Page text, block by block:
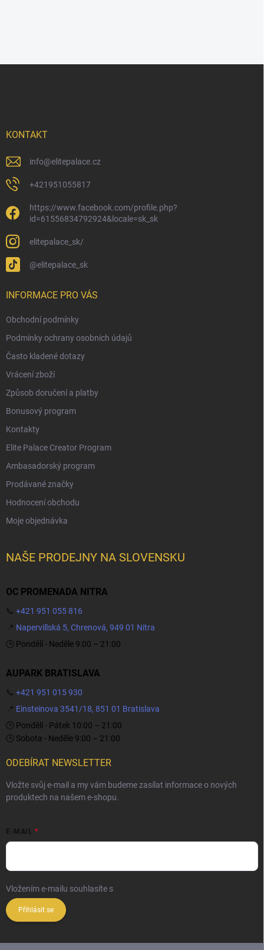
KONTAKT
info@elitepalace.cz
+421951055817
https://www.facebook.com/profile.php?
id=61556834792924&locale=sk_sk
elitepalace_sk/
@elitepalace_sk
INFORMACE PRO VÁS
Obchodní podmínky
Podmínky ochrany osobních údajů
Často kladené dotazy
Vrácení zboží
Způsob doručení a platby
Bonusový program
Kontakty
Elite Palace Creator Program
Ambasadorský program
Prodávané značky
Hodnocení obchodu
Moje objednávka
NAŠE PRODEJNY NA SLOVENSKU
OC PROMENADA NITRA
📞 +421 951 055 816
📍 Napervillská 5, Chrenová, 949 01 Nitra
🕒 Pondělí - Neděle 9:00 – 21:00
AUPARK BRATISLAVA
📞 +421 951 015 930
📍 Einsteinova 3541/18, 851 01 Bratislava
🕒 Pondělí - Pátek 10:00 – 21:00
🕒 Sobota - Neděle 9:00 – 21:00
ODEBÍRAT NEWSLETTER
Vložte svůj e-mail a my vám budeme zasílat informace o nových
produktech na našem e-shopu.
E-MAIL
Vložením e-mailu souhlasíte s
Přihlásit se